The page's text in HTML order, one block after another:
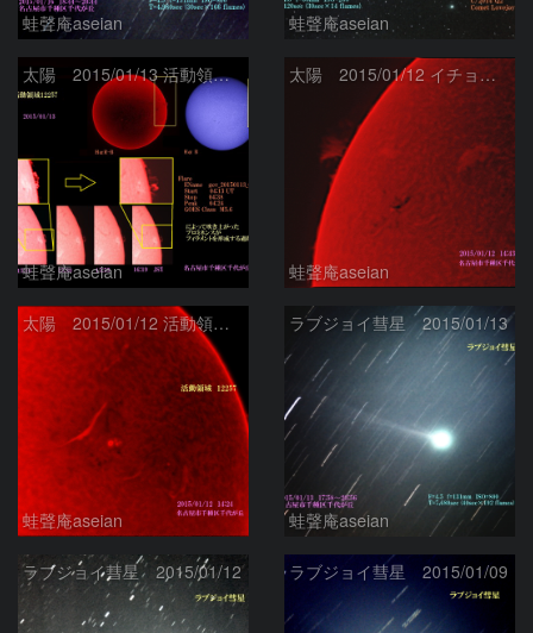
蛙聲庵aseian 蛙聲庵aseian
太陽 2015/01/13 活動領域12257のフレア
蛙聲庵aseian
太陽 2015/01/12 イチョウの葉のようなフィラメント
蛙聲庵aseian
太陽 2015/01/12 活動領域12257
蛙聲庵aseian
ラブジョイ彗星 2015/01/13
蛙聲庵aseian
ラブジョイ彗星 2015/01/12 ラブジョイ彗星 2015/01/09